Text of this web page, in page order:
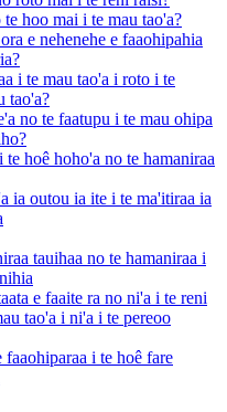
hoo mai i te mau tao'a?
e nehenehe e faaohipahia
i te mau tao'a i roto i te
tao'a?
no te faatupu i te mau ohipa
te hoê hoho'a no te hamaniraa
ia outou ia ite i te ma'itiraa ia
tauihaa no te hamaniraa i
e faaite ra no ni'a i te reni
tao'a i ni'a i te pereoo
faaohiparaa i te hoê fare